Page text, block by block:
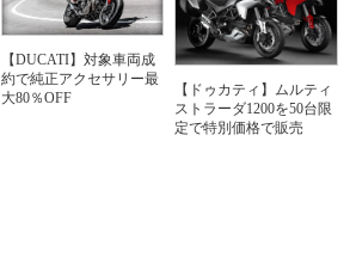
【DUCATI】対象車両成
約で純正アクセサリー最
大80％OFF
【ドゥカティ】ムルティ
ストラーダ1200を50台限
定で特別価格で販売